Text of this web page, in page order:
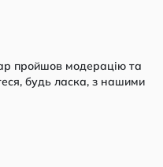
пройшов модерацію та
будь ласка, з нашими